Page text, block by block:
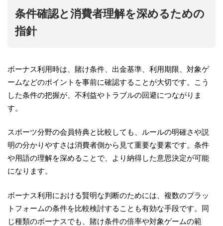
条件確認と消費者理解を深めるための
指針
ボーナス利用時は、賭け条件、出金基準、利用期限、対象ゲ
ームなどのポイントを事前に確認することが大切です。こう
した条件の把握が、不利益やトラブルの回避につながりま
す。
スポーツ分野の会員特典と比較しても、ルールの明確さや説
明の分かりやすさは消費者側から見て重要な要素です。条件
や用語の理解を深めることで、より納得した意思決定が可能
になります。
ボーナス利用における賢明な判断のためには、複数のプラッ
トフォームの条件を比較検討することも有効な手段です。同
じ種類のボーナスでも、賭け条件の倍率や対象ゲームの範